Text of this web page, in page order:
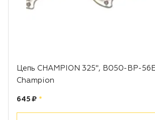
Цепь CHAMPION 325", B050-BP-
Champion
Цена:
645 ₽ рублей
*